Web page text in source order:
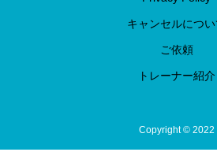
キャンセルについ
ご依頼
トレーナー紹介
Copyright © 2022